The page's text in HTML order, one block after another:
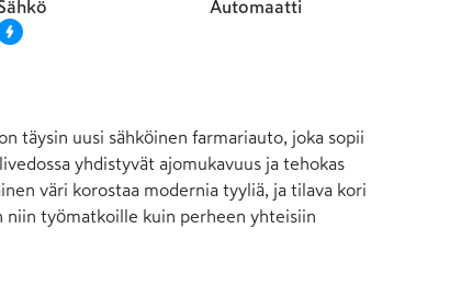
Automaatti
täysin uusi sähköinen farmariauto, joka sopii
yhdistyvät ajomukavuus ja tehokas
väri korostaa modernia tyyliä, ja tilava kori
niin työmatkoille kuin perheen yhteisiin